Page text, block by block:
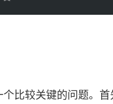
比较关键的问题。